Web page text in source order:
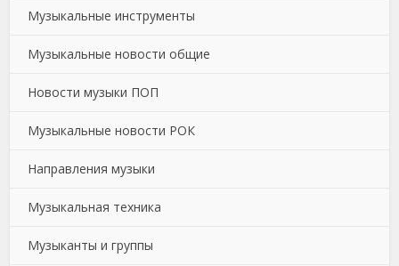
Музыкальные инструменты
Музыкальные новости общие
Новости музыки ПОП
Музыкальные новости РОК
Направления музыки
Музыкальная техника
Музыканты и группы